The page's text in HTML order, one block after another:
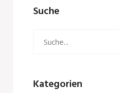
Suche
Kategorien